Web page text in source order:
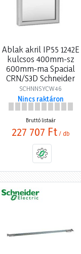
Ablak akril IP55 1242E
kulcsos 400mm-sz
600mm-ma Spacial
CRN/S3D Schneider
SCHNNSYCW46
Nincs raktáron
Bruttó listaár
227 707 Ft / db